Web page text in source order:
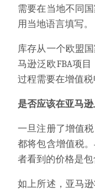
需要在当地不同
用当地语言填写。
库存从一个欧盟
马逊泛欧FBA项
过程需要在增值税
是否应该在亚马
一旦注册了增值
都将包含增值税
者看到的价格是包
如上所述，亚马